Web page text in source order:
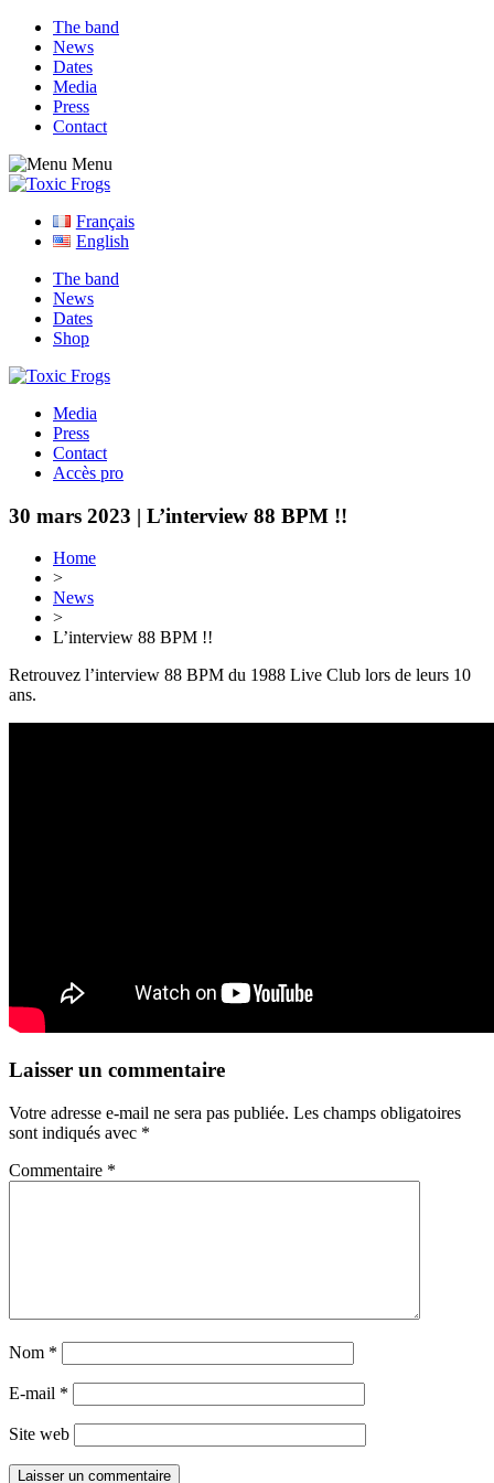
The band
News
Dates
Media
Press
Contact
Menu
Français
English
The band
News
Dates
Shop
Media
Press
Contact
Accès pro
30 mars 2023 | L’interview 88 BPM !!
Home
>
News
>
L’interview 88 BPM !!
Retrouvez l’interview 88 BPM du 1988 Live Club lors de leurs 10
ans.
Laisser un commentaire
Votre adresse e-mail ne sera pas publiée. Les champs obligatoires
sont indiqués avec *
Commentaire *
Nom *
E-mail *
Site web